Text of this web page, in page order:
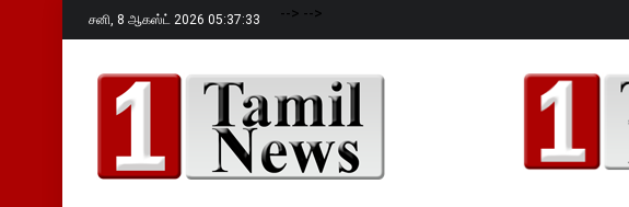
சனி, 8 ஆகஸ்ட் 2026 05:37:34 --> -->